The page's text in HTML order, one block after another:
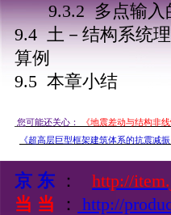
9.3.2 多点输入的
9.4 土－结构系统
算例
9.5 本章小结
您可能还关心：
《地震差动与结构非
《超高层巨型框架建筑体系的抗震减振
京 东 ： http://
当 当 ： http://